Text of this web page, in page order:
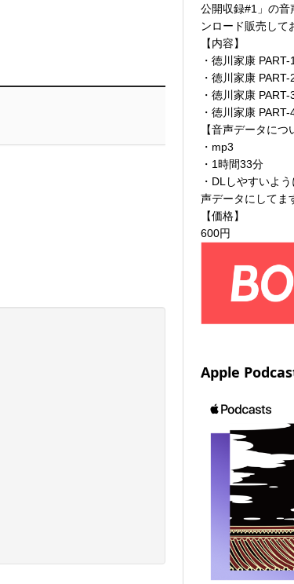
公開収録#1」の音
ンロード販売 して
【内容】
・徳川家康
・徳川家康 PART-
・徳川家康 PART-
・徳川家康 PART-
【音声データにつ
・mp3
・1時間33分
・DLしやすいよ
声データにしてま
【価格】
600円
Apple